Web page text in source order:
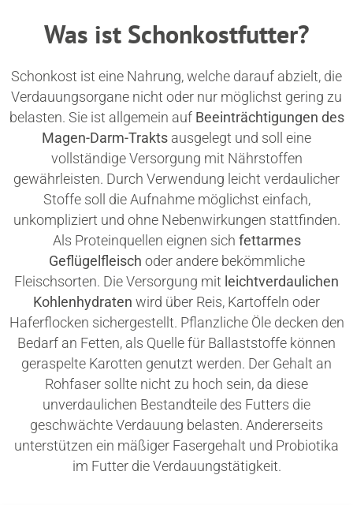
Was ist Schonkostfutter?
Schonkost ist eine Nahrung, welche darauf abzielt, die
Verdauungsorgane nicht oder nur möglichst gering zu
belasten. Sie ist allgemein auf Beeinträchtigungen des
Magen-Darm-Trakts ausgelegt und soll eine
vollständige Versorgung mit Nährstoffen
gewährleisten. Durch Verwendung leicht verdaulicher
Stoffe soll die Aufnahme möglichst einfach,
unkompliziert und ohne Nebenwirkungen stattfinden.
Als Proteinquellen eignen sich fettarmes
Geflügelfleisch oder andere bekömmliche
Fleischsorten. Die Versorgung mit leichtverdaulichen
Kohlenhydraten wird über Reis, Kartoffeln oder
Haferflocken sichergestellt. Pflanzliche Öle decken den
Bedarf an Fetten, als Quelle für Ballaststoffe können
geraspelte Karotten genutzt werden. Der Gehalt an
Rohfaser sollte nicht zu hoch sein, da diese
unverdaulichen Bestandteile des Futters die
geschwächte Verdauung belasten. Andererseits
unterstützen ein mäßiger Fasergehalt und Probiotika
im Futter die Verdauungstätigkeit.